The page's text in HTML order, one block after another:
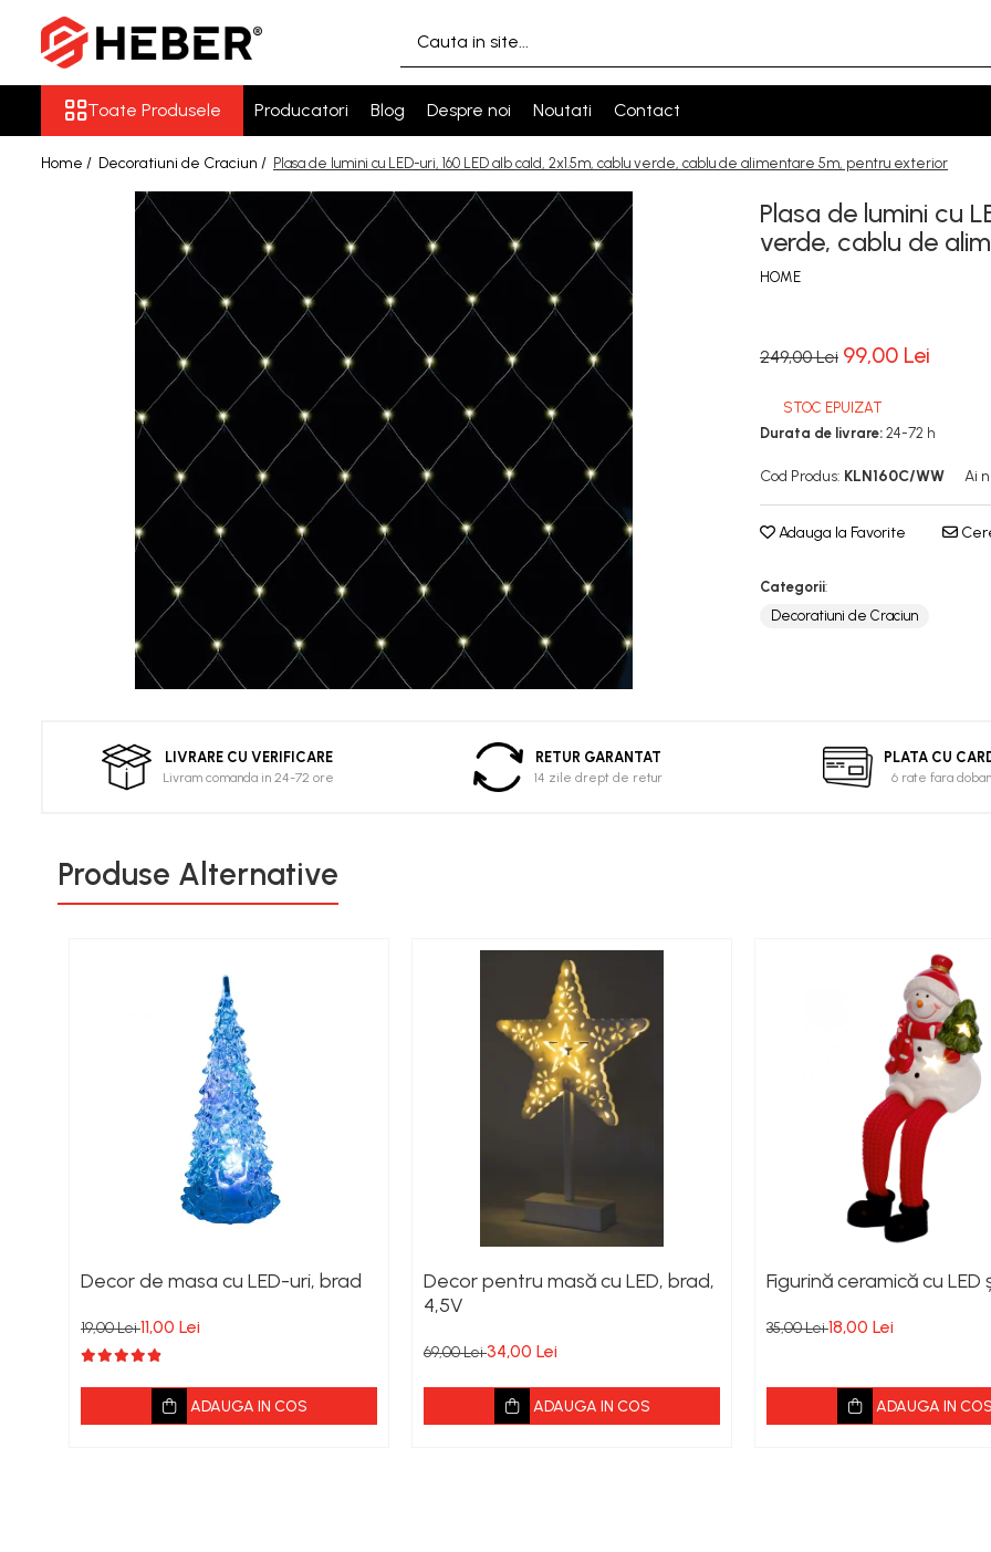
Toate Produsele
Mixere cu bol
Pompe submersibile
Pompe submersibile nisip
Pompe apa de suprafata
Hidrofor cu pompa
Pompe de stropit electrice
Pompe de stropit manuale
Mori electrice cereale
Accesorii mori electrice
Zdrobitoare struguri, fructe si legume
Dezumidificatoare
Motocoase
Motoare
Betoniere
Toate Produsele Producatori Blog Despre noi Noutati Contact
Home / Decoratiuni de Craciun / Plasa de lumini cu LED-uri, 160 LED alb cald, 2x1.5m, cablu verde, cablu de alimentare 5m, pentru exterior
Plasa de lumini cu
verde, cablu de
HOME
249,00 Lei 99,00 Lei
STOC EPUIZAT
Durata de livrare: 24-72 h
Cod Produs: KLN160C/WW Ai
Adauga la Favorite
Categorii:
Decoratiuni de Craciun
LIVRARE CU VERIFICARE
Livram comanda in 24-72 ore
RETUR GARANTAT
14 zile drept de retur
PLATA CU
6 rate fara
Produse Alternative
Decor de masa cu LED-uri, brad
19,00 Lei11,00 Lei
ADAUGA IN COS
Decor pentru masă cu LED, brad,
4,5V
69,00 Lei34,00 Lei
ADAUGA IN COS
Figurină ceramică cu LED
35,00 Lei18,00 Lei
ADAUGA IN